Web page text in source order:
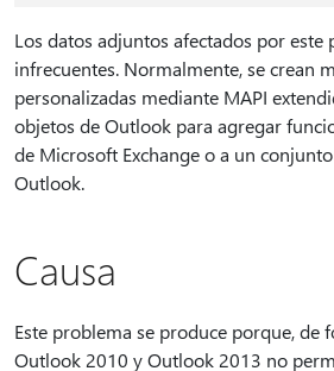
Los datos adjuntos afectados por este
infrecuentes. Normalmente, se crean
personalizadas mediante MAPI
objetos de Outlook para agregar
de Microsoft Exchange o a un
Outlook.
Causa
Este problema se produce porque, de
Outlook 2010 y Outlook 2013 no